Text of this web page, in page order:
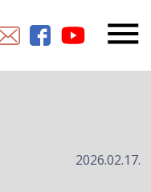
2026.02.17.